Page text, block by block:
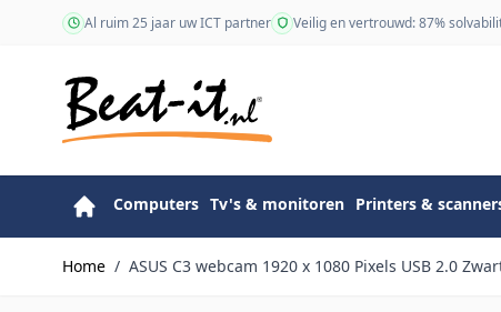
Ga naar de inhoudAl ruim 25 jaar uw ICT partner Veilig en vertrouwd: 87%
Computers Tv's & monitoren Printers &
Home / ASUS C3 webcam 1920 x 1080 Pixels USB 2.0